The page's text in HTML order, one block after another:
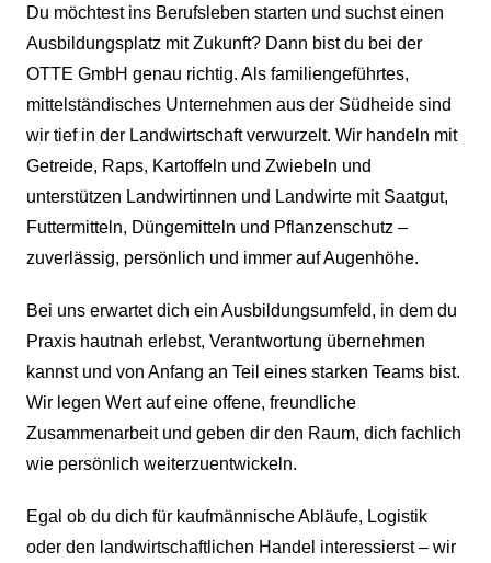
Du möchtest ins Berufsleben starten und suchst einen
Ausbildungsplatz mit Zukunft? Dann bist du bei der
OTTE GmbH genau richtig. Als familiengeführtes,
mittelständisches Unternehmen aus der Südheide sind
wir tief in der Landwirtschaft verwurzelt. Wir handeln mit
Getreide, Raps, Kartoffeln und Zwiebeln und
unterstützen Landwirtinnen und Landwirte mit Saatgut,
Futtermitteln, Düngemitteln und Pflanzenschutz –
zuverlässig, persönlich und immer auf Augenhöhe.
Bei uns erwartet dich ein Ausbildungsumfeld, in dem du
Praxis hautnah erlebst, Verantwortung übernehmen
kannst und von Anfang an Teil eines starken Teams bist.
Wir legen Wert auf eine offene, freundliche
Zusammenarbeit und geben dir den Raum, dich fachlich
wie persönlich weiterzuentwickeln.
Egal ob du dich für kaufmännische Abläufe, Logistik
oder den landwirtschaftlichen Handel interessierst – wir